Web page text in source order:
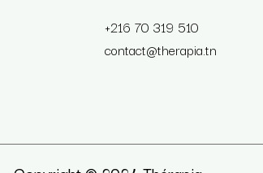
+216 70 319 510
contact@therapia.tn